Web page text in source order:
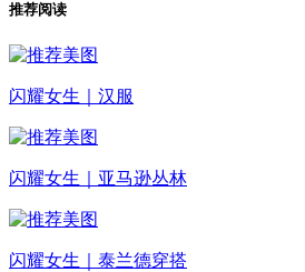
推荐阅读
闪耀女生｜汉服
闪耀女生｜亚马逊丛林
闪耀女生｜泰兰德穿搭